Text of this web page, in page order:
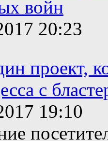
войн
20:23
проект,
с
19:10